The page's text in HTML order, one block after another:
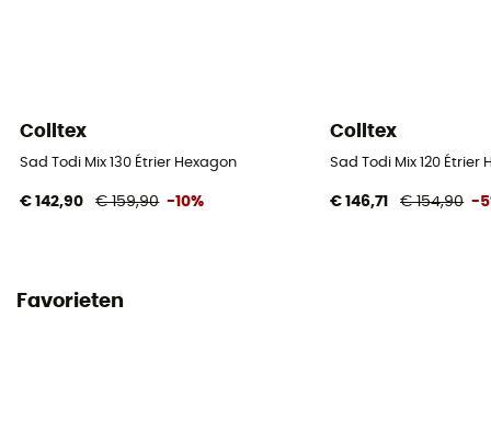
Colltex
Sad Todi Mix 130 Étrier Hexagon
€ 142,90 € 159,90 -10%
Colltex
Sad Todi Mix 120 Étrier
€ 146,71 € 154,90 -
Favorieten